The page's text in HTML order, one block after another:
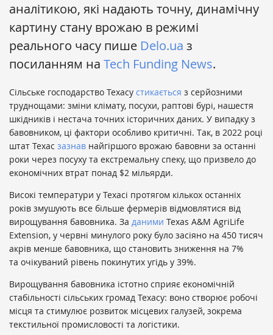
аналітикою, які надають точну, динамічну
картину стану врожаю в режимі
реального часу пише Delo.ua з
посиланням на Tech Funding News.
Сільське господарство Техасу стикається з серйозними
труднощами: зміни клімату, посухи, раптові бурі, нашестя
шкідників і нестача точних історичних даних. У випадку з
бавовником, ці фактори особливо критичні. Так, в 2022 році
штат Техас зазнав найгіршого врожаю бавовни за останні
роки через посуху та екстремальну спеку, що призвело до
економічних втрат понад $2 мільярди.
Високі температури у Техасі протягом кількох останніх
років змушують все більше фермерів відмовлятися від
вирощування бавовника. За даними Texas A&M AgriLife
Extension, у червні минулого року було засіяно на 450 тисяч
акрів менше бавовника, що становить зниження на 7%
та очікуваний рівень покинутих угідь у 39%.
Вирощування бавовника істотно сприяє економічній
стабільності сільських громад Техасу: воно створює робочі
місця та стимулює розвиток місцевих галузей, зокрема
текстильної промисловості та логістики.